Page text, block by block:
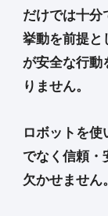
だけでは十分
挙動を前提と
が安全な行動
りません。
ロボットを
でなく信頼・
欠かせません。